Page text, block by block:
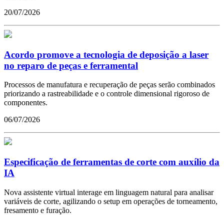
20/07/2026
Acordo promove a tecnologia de deposição a laser
no reparo de peças e ferramental
Processos de manufatura e recuperação de peças serão combinados
priorizando a rastreabilidade e o controle dimensional rigoroso de
componentes.
06/07/2026
Especificação de ferramentas de corte com auxílio da
IA
Nova assistente virtual interage em linguagem natural para analisar
variáveis de corte, agilizando o setup em operações de torneamento,
fresamento e furação.